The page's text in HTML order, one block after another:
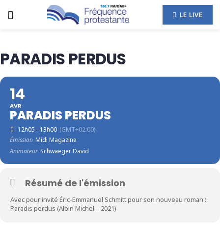
LE LIVE
PARADIS PERDUS
14
AVR
PARADIS PERDUS
12h05 - 13h00 (GMT+02:00)
Émission Midi Magazine
Animateur Schwaeger David
Résumé de l'émission
Avec pour invité Éric-Emmanuel Schmitt pour son nouveau roman :
Paradis perdus (Albin Michel – 2021)